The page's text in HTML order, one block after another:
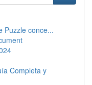
Puzzle conce...
Completa y